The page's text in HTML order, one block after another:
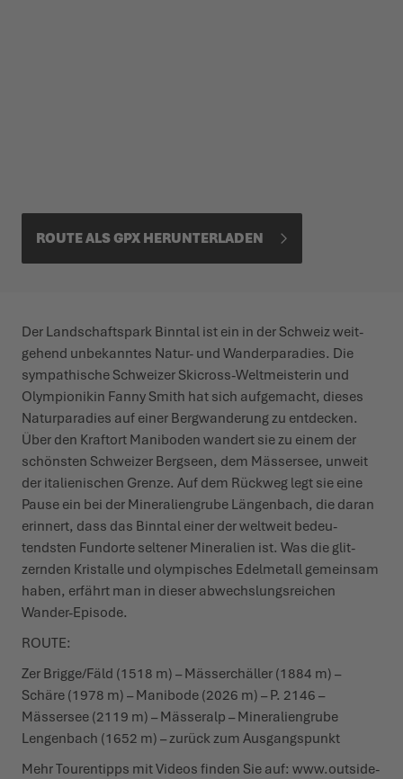
ROUTE ALS GPX HERUN­TERLADEN
Der Land­schaftspark Binntal ist ein in der Schweiz weit­
gehend unbe­kanntes Natur- und Wander­pa­radies. Die
sympa­thische Schweizer Skicross-Welt­meisterin und
Olym­pionikin Fanny Smith hat sich aufgemacht, dieses
Natur­pa­radies auf einer Berg­wanderung zu entdecken.
Über den Kraftort Maniboden wandert sie zu einem der
schönsten Schweizer Bergseen, dem Mässersee, unweit
der italie­nischen Grenze. Auf dem Rückweg legt sie eine
Pause ein bei der Mine­ra­li­engrube Längenbach, die daran
erinnert, dass das Binntal einer der weltweit bedeu­
tendsten Fundorte seltener Mine­ralien ist. Was die glit­
zernden Kristalle und olym­pisches Edel­metall gemeinsam
haben, erfährt man in dieser abwechs­lungs­reichen
Wander-Episode.
ROUTE:
Zer Brigge/Fäld (1518 m) – Mässer­chäller (1884 m) –
Schäre (1978 m) – Manibode (2026 m) – P. 2146 –
Mässersee (2119 m) – Mässeralp – Mine­ra­li­engrube
Lengenbach (1652 m) – zurück zum Ausgangspunkt
Mehr Tourentipps mit Videos finden Sie auf: www.outside-